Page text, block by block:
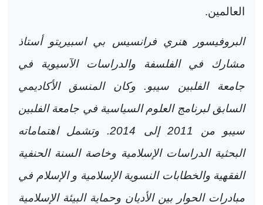
العالمين.
البروفيسور هنري فرانسيس بي اسبيريتو أستاذ
مشارك في الفلسفة والدراسات الآسيوية في
جامعة الفلبين سيبو. وكان المنسق الأكاديمي
السابق لبرنامج العلوم السياسية في جامعة الفلبين
سيبو من 2011 إلى 2014. وتشمل اهتماماته
البحثية الدراسات الإسلامية وخاصة السنة الحنفية
الفقهية والخطابات النسوية الإسلامية و الإسلام في
مبادرات الحوار بين الأديان وحماية البيئة الإسلامية